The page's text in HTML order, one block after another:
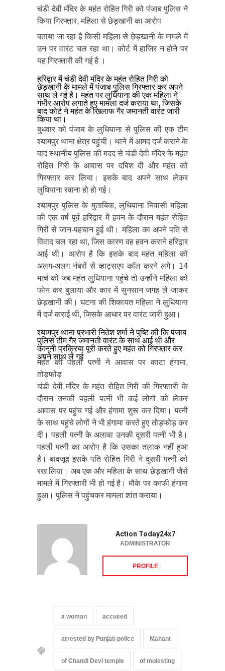
चंडी देवी मंदिर के महंत रोहित गिरी को पंजाब पुलिस ने
किया गिरफ्तार, महिला से छेड़खानी का आरोप
बताया जा रहा है किसी महिला से छेड़खानी के मामले में
उन पर वारंट चल रहा था। कोर्ट में हाजिर न होने पर
यह गिरफ्तारी की गई है ।
हरिद्वार में चंडी देवी मंदिर के महंत रोहित गिरी को
छेड़खानी के मामले में पंजाब पुलिस गिरफ्तार कर अपने
साथ ले गई है। महंत पर लुधियाना की एक महिला ने
गंभीर आरोप लगाते हुए मामला दर्ज कराया था, जिसके
बाद कोर्ट ने महंत के खिलाफ गैर जमानती वारंट जारी
किया था।
बुधवार को पंजाब के लुधियाना से पुलिस की एक टीम
श्यामपुर थाना क्षेत्र पहुंची। थाने में आमद दर्ज कराने के
बाद स्थानीय पुलिस की मदद से चंडी देवी मंदिर के महंत
रोहित गिरी के आवास पर दबिश दी और महंत को
गिरफ्तार कर लिया। इसके बाद अपने साथ लेकर
लुधियाना रवाना हो हो गई।
श्यामपुर पुलिस के मुताबिक, लुधियाना निवासी महिला
की एक वर्ष पूर्व हरिद्वार में हवन के दौरान महंत रोहित
गिरी से जान-पहचान हुई थी। महिला का अपने पति से
विवाद चल रहा था, जिस कारण वह हवन कराने हरिद्वार
आई थी। आरोप है कि इसके बाद महंत महिला को
अलग-अलग नंबरों से व्हाट्सएप कॉल करने लगे। 14
मार्च को जब महंत लुधियाना पहुंचे तो उन्होंने महिला को
फोन कर बुलाया और कार में सुनसान जगह ले जाकर
छेड़खानी की। घटना की शिकायत महिला ने लुधियाना
में दर्ज कराई थी, जिसके आधार पर वारंट जारी हुआ।
श्यामपुर थाना प्रभारी नितेश शर्मा ने पुष्टि की कि पंजाब
पुलिस टीम गैर जमानती वारंट के साथ आई थी और
कानूनी प्रक्रिया पूरी करते हुए महंत को गिरफ्तार कर
अपने साथ ले गई
महंत की पहली पत्नी ने आवास पर काटा हंगामा,
तोड़फोड़
चंडी देवी मंदिर के महंत रोहित गिरी की गिरफ्तारी के
दौरान उनकी पहली पत्नी भी कई लोगों को लेकर
आवास पर पहुंच गई और हंगामा शुरू कर दिया। पत्नी
के साथ पहुंचे लोगों ने भी हंगामा करते हुए तोड़फोड़ कर
दी। पहली पत्नी के अलावा उनकी दूसरी पत्नी भी है।
पहली पत्नी का आरोप है कि उसका तलाक नहीं हुआ
है। बावजूद इसके पति रोहित गिरी ने दूसरी पत्नी को
रख लिया। अब एक और महिला के साथ छेड़खानी जैसे
मामले में गिरफ्तारी भी हो गई है। मौके पर काफी हंगामा
हुआ। पुलिस ने पहुंचकर मामला शांत कराया।
Action Today24x7
ADMINISTRATOR
PROFILE
a woman accused
arrested by Punjab police Mahant
of Chandi Devi temple of molesting